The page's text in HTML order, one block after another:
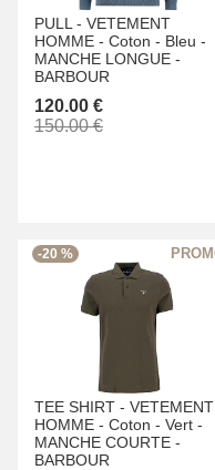
PULL - VETEMENT
HOMME - Coton - Bleu -
MANCHE LONGUE -
BARBOUR
120.00 €
150.00 €
-20 %
TEE SHIRT - VETEMENT
HOMME - Coton - Vert -
MANCHE COURTE -
BARBOUR